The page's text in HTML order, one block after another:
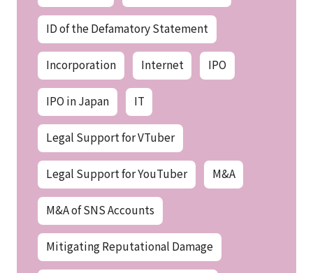
ID of the Defamatory Statement
Incorporation Internet IPO
IPO in Japan IT
Legal Support for VTuber
Legal Support for YouTuber M&A
M&A of SNS Accounts
Mitigating Reputational Damage